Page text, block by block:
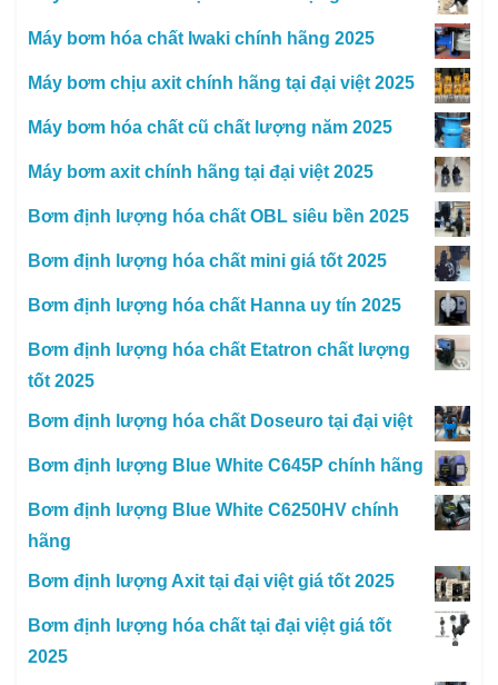
Máy bơm hóa chất Iwaki chính hãng 2025
Máy bơm chịu axit chính hãng tại đại việt 2025
Máy bơm hóa chất cũ chất lượng năm 2025
Máy bơm axit chính hãng tại đại việt 2025
Bơm định lượng hóa chất OBL siêu bền 2025
Bơm định lượng hóa chất mini giá tốt 2025
Bơm định lượng hóa chất Hanna uy tín 2025
Bơm định lượng hóa chất Etatron chất lượng
tốt 2025
Bơm định lượng hóa chất Doseuro tại đại việt
Bơm định lượng Blue White C645P chính hãng
Bơm định lượng Blue White C6250HV chính
hãng
Bơm định lượng Axit tại đại việt giá tốt 2025
Bơm định lượng hóa chất tại đại việt giá tốt
2025